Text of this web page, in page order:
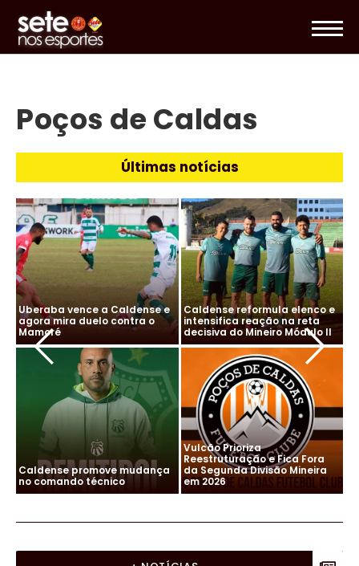
Poços de Caldas
Últimas notícias
Uberaba vence a Caldense e
agora mira duelo contra o
Mamoré
Caldense reformula elenco e
intensifica reação na reta
decisiva do Mineiro Módulo II
Caldense promove mudança
no comando técnico
Vulcão Prioriza
Reestruturação e Fica Fora
da Segunda Divisão Mineira
em 2026